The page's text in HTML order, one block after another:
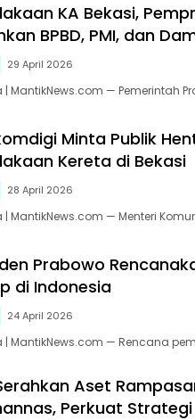
KA Bekasi,
BPBD, PMI, dan
29 April 2026
MantikNews.com — Pemerintah
Minta Publik
Kereta di Bekasi
28 April 2026
| MantikNews.com — Menteri
Prabowo
di Indonesia
24 April 2026
| MantikNews.com — Rencana
Aset
Perkuat